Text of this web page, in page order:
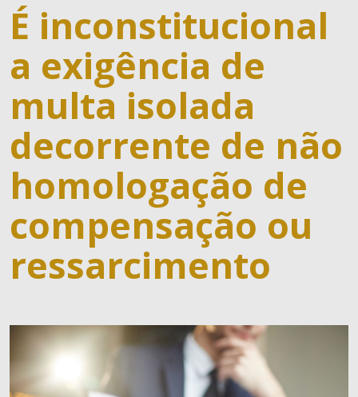
É inconstitucional
a exigência de
multa isolada
decorrente de não
homologação de
compensação ou
ressarcimento